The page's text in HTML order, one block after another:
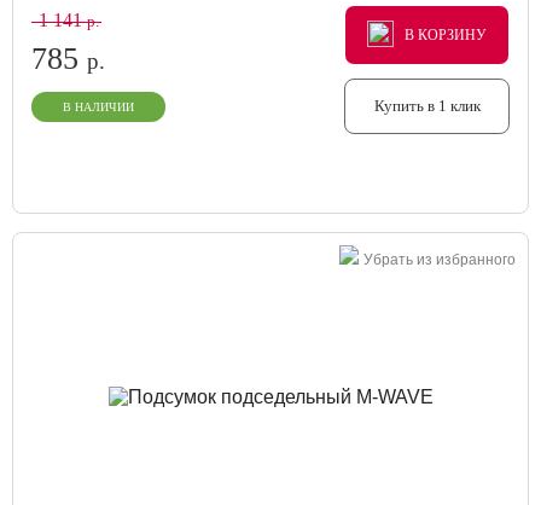
1 141р.
785 р.
В НАЛИЧИИ
В КОРЗИНУ
В КОРЗИНУ
В КОРЗИНУ
Купить в 1 клик
Убрать из избранного